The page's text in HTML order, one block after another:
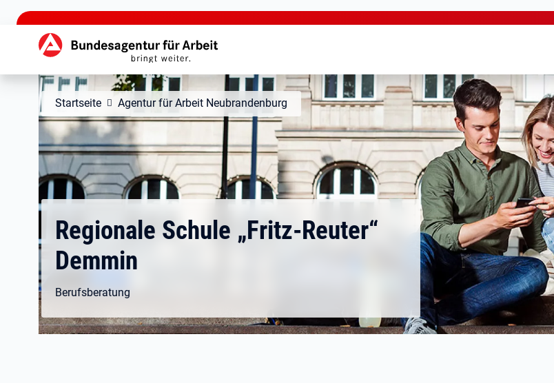
zu den Hauptinhalten springen
Hauptnavigation
Startseite Agentur für Arbeit Neubrandenburg
Regionale Schule „Fritz-Reuter“
Demmin
Berufsberatung